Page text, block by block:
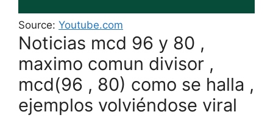
Source: Youtube.com
Noticias mcd 96 y 80 ,
maximo comun divisor ,
mcd(96 , 80) como se halla ,
ejemplos volviéndose viral